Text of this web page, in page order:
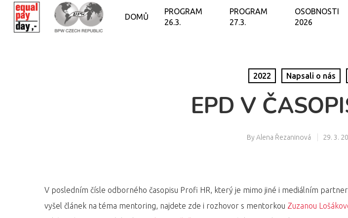
DOMŮ
PROGRAM
26.3.
PROGRAM
27.3.
OSOBNOSTI
2026
2022 Napsali o nás
EPD V
By Alena Řezaninová 29. 3.
V posledním čísle odborného časopisu Profi HR, který je mimo jiné i mediálním
vyšel článek na téma mentoring, najdete zde i rozhovor s mentorkou Zuzanou